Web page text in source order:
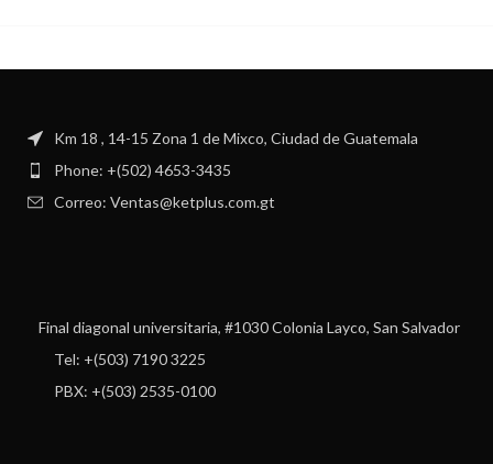
Km 18 , 14-15 Zona 1 de Mixco, Ciudad de Guatemala
Phone: +(502) 4653-3435
Correo: Ventas@ketplus.com.gt
Final diagonal universitaria, #1030 Colonia Layco, San Salvador
Tel: +(503) 7190 3225
PBX: +(503) 2535-0100